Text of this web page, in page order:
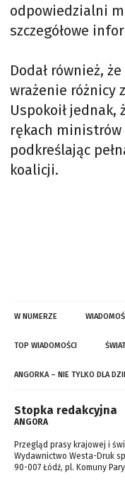
odpowiedzialni
szczegółowe
Dodał również,
wrażenie różnicy
Uspokoił jednak,
rękach ministrów
podkreślając
koalicji.
W NUMERZE
TOP WIADOMOŚCI
ANGORKA – NIE TYLKO DLA
Stopka redakcyjna
ANGORA
Przegląd prasy krajowej i
Wydawnictwo Westa-Druk
90-007 Łódź, pl. Komuny